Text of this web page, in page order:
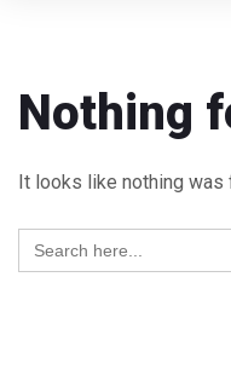
Nothing
It looks like nothing was
Search
for: